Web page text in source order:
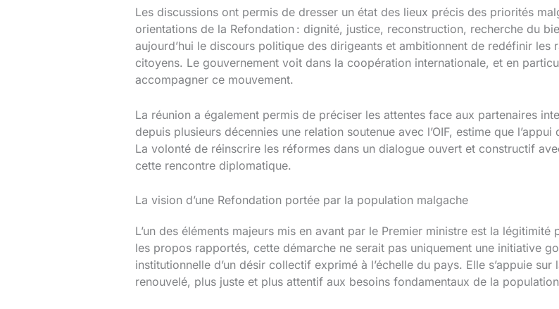
Les discussions ont permis de dresser un état des lieux précis des priorités
orientations de la Refondation : dignité, justice, reconstruction, recherche du
aujourd’hui le discours politique des dirigeants et ambitionnent de redéfinir les
citoyens. Le gouvernement voit dans la coopération internationale, et en
accompagner ce mouvement.
La réunion a également permis de préciser les attentes face aux partenaires
depuis plusieurs décennies une relation soutenue avec l’OIF, estime que
La volonté de réinscrire les réformes dans un dialogue ouvert et constructif
cette rencontre diplomatique.
La vision d’une Refondation portée par la population malgache
L’un des éléments majeurs mis en avant par le Premier ministre est la
les propos rapportés, cette démarche ne serait pas uniquement une initiative
institutionnelle d’un désir collectif exprimé à l’échelle du pays. Elle s’appuie
renouvelé, plus juste et plus attentif aux besoins fondamentaux de la